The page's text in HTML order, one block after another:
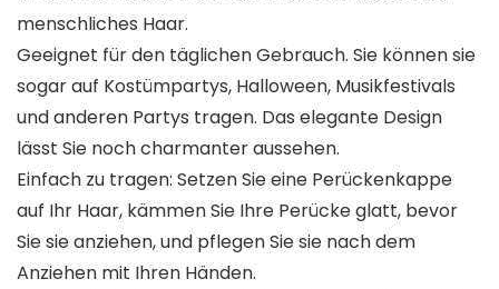
menschliches Haar.
Geeignet für den täglichen Gebrauch. Sie können sie
sogar auf Kostümpartys, Halloween, Musikfestivals
und anderen Partys tragen. Das elegante Design
lässt Sie noch charmanter aussehen.
Einfach zu tragen: Setzen Sie eine Perückenkappe
auf Ihr Haar, kämmen Sie Ihre Perücke glatt, bevor
Sie sie anziehen, und pflegen Sie sie nach dem
Anziehen mit Ihren Händen.